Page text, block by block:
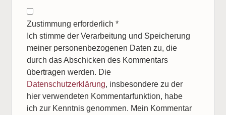
Zustimmung erforderlich*
Ich stimme der Verarbeitung und Speicherung
meiner personenbezogenen Daten zu, die
durch das Abschicken des Kommentars
übertragen werden. Die
Datenschutzerklärung, insbesondere zu der
hier verwendeten Kommentarfunktion, habe
ich zur Kenntnis genommen. Mein Kommentar